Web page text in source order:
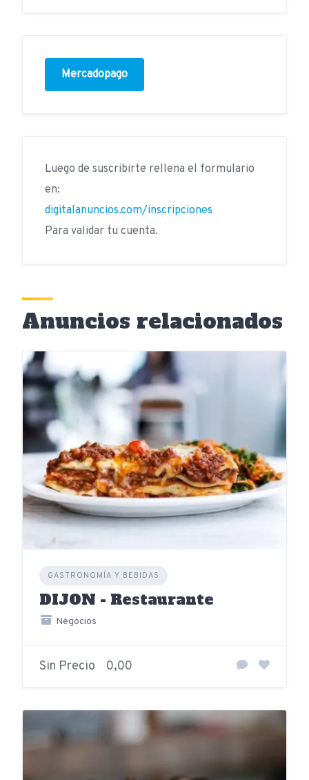
Mercadopago
Luego de suscribirte rellena el formulario
en:
digitalanuncios.com/inscripciones
Para validar tu cuenta.
Anuncios relacionados
GASTRONOMÍA Y BEBIDAS
DIJON - Restaurante
Negocios
Sin Precio 0,00